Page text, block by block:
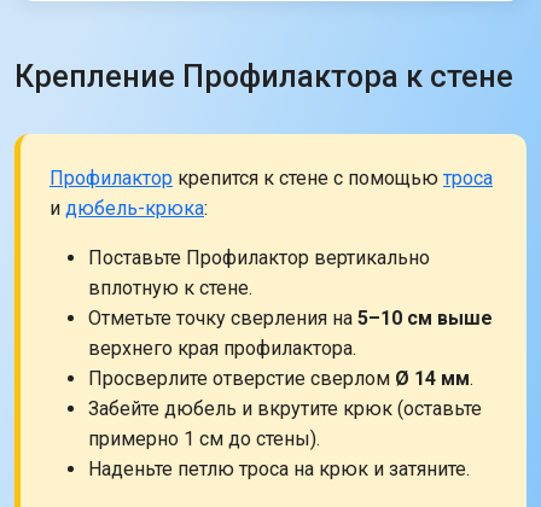
Крепление Профилактора к стене
Профилактор крепится к стене с помощью троса
и дюбель-крюка:
Поставьте Профилактор вертикально
вплотную к стене.
Отметьте точку сверления на 5–10 см выше
верхнего края профилактора.
Просверлите отверстие сверлом Ø 14 мм.
Забейте дюбель и вкрутите крюк (оставьте
примерно 1 см до стены).
Наденьте петлю троса на крюк и затяните.